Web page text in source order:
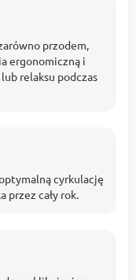
przodem,
ergonomiczną i
relaksu podczas
cyrkulację
cały rok.